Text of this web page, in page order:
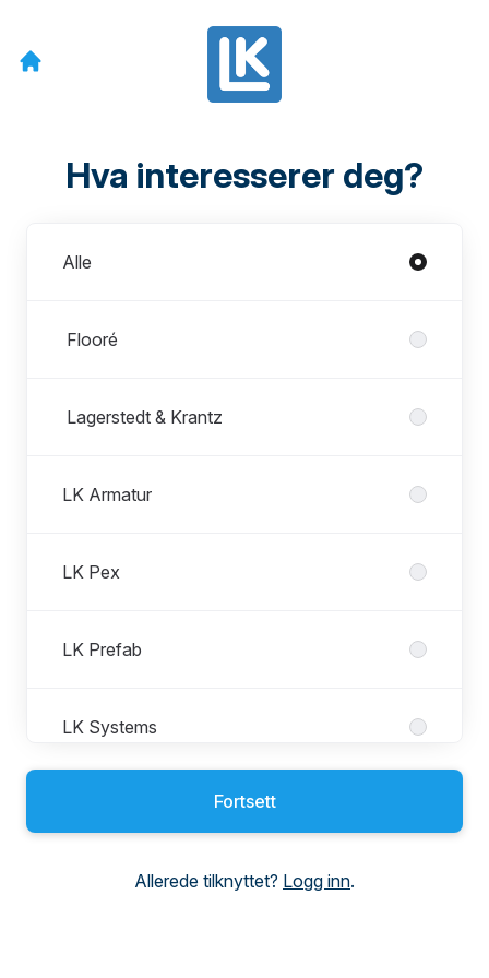
Hva interesserer deg?
Alle
‎ Flooré
‎ Lagerstedt & Krantz
LK Armatur
LK Pex
LK Prefab
LK Systems
Fortsett
Allerede tilknyttet? Logg inn.